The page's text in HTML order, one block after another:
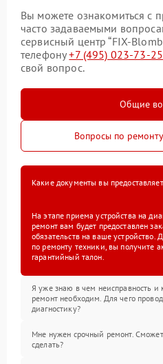
Вы можете ознакомиться с
часто задаваемыми
сервисный центр “FIX-
телефону+7 (495) 023-73-25
свой вопрос.
Общие
Вопросы по
Какие документы вы
На этапе приема устройства на
ремонт вам будет предоставлен
обязательств на ваше устройство.
по ремонту техники, вы получите
гарантийный талон.
Я уже знаю в чем неисправность и
ремонт необходим. Для чего
диагностику?
Мне нужен срочный ремонт.
сделать?